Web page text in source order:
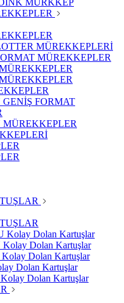
MÜRKKEP
MÜREKKEPLERİ
MÜREKKEPLER
FORMAT
Kolay Dolan Kartuşlar
Dolan Kartuşlar
Dolan Kartuşlar
Dolan Kartuşlar
Dolan Kartuşlar